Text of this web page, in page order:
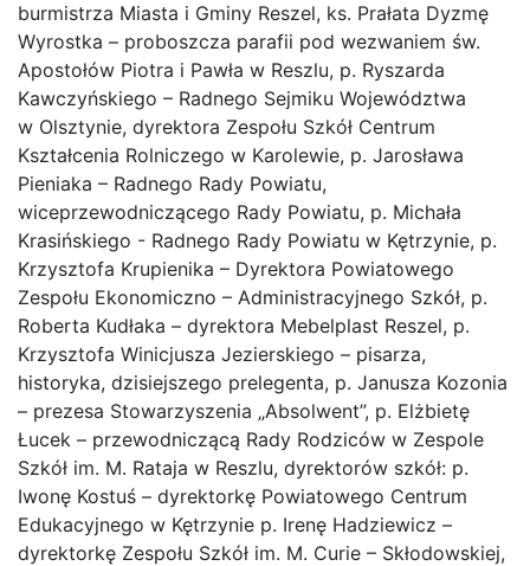
burmistrza Miasta i Gminy Reszel, ks. Prałata Dyzmę
Wyrostka – proboszcza parafii pod wezwaniem św.
Apostołów Piotra i Pawła w Reszlu, p. Ryszarda
Kawczyńskiego – Radnego Sejmiku Województwa
w Olsztynie, dyrektora Zespołu Szkół Centrum
Kształcenia Rolniczego w Karolewie, p. Jarosława
Pieniaka – Radnego Rady Powiatu,
wiceprzewodniczącego Rady Powiatu, p. Michała
Krasińskiego - Radnego Rady Powiatu w Kętrzynie, p.
Krzysztofa Krupienika – Dyrektora Powiatowego
Zespołu Ekonomiczno – Administracyjnego Szkół, p.
Roberta Kudłaka – dyrektora Mebelplast Reszel, p.
Krzysztofa Winicjusza Jezierskiego – pisarza,
historyka, dzisiejszego prelegenta, p. Janusza Kozonia
– prezesa Stowarzyszenia „Absolwent”, p. Elżbietę
Łucek – przewodniczącą Rady Rodziców w Zespole
Szkół im. M. Rataja w Reszlu, dyrektorów szkół: p.
Iwonę Kostuś – dyrektorkę Powiatowego Centrum
Edukacyjnego w Kętrzynie p. Irenę Hadziewicz –
dyrektorkę Zespołu Szkół im. M. Curie – Skłodowskiej,